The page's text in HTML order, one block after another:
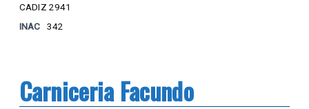
CADIZ 2941
INAC
342
Carniceria Facundo